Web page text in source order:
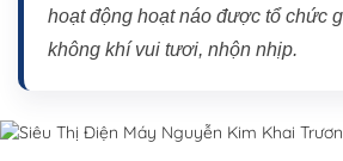
hoạt động hoạt náo được tổ chức
không khí vui tươi, nhộn nhịp.